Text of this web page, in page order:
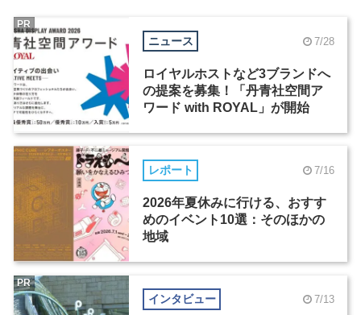
ニュース 7/28
ロイヤルホストなど3ブランドへ
の提案を募集！「丹青社空間ア
ワード with ROYAL」が開始
PR
レポート 7/16
2026年夏休みに行ける、おすす
めのイベント10選：そのほかの
地域
インタビュー 7/13
PR